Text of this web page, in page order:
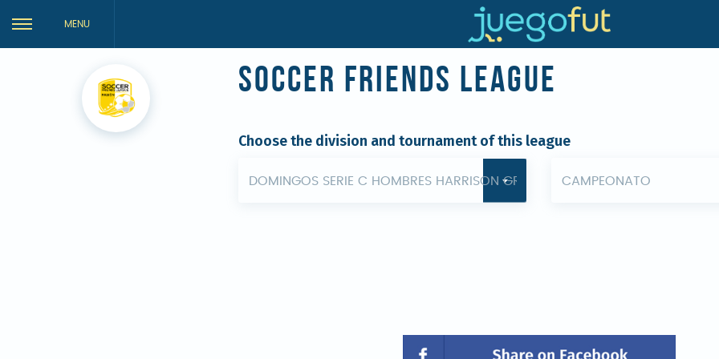
MENU
Soccer Friends League
Choose the division and tournament of this league